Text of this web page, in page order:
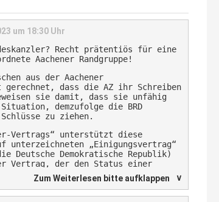
um 18:30 Uhr
Recht prätentiös für eine
Aachener Randgruppe!
aus der Aachener
gerechnet, dass die AZ ihr Schreiben
sie damit, dass sie unfähig
demzufolge die BRD
zu ziehen.
Vertrags“ unterstützt diese
unterzeichneten „Einigungsvertrag“
Deutsche Demokratische Republik)
Vertrag, der den Status einer
tilgte. – Natürlich ließen sich hier
anschließen, heute aber nicht…wäre
Zum Weiterlesen bitte aufklappen ∨